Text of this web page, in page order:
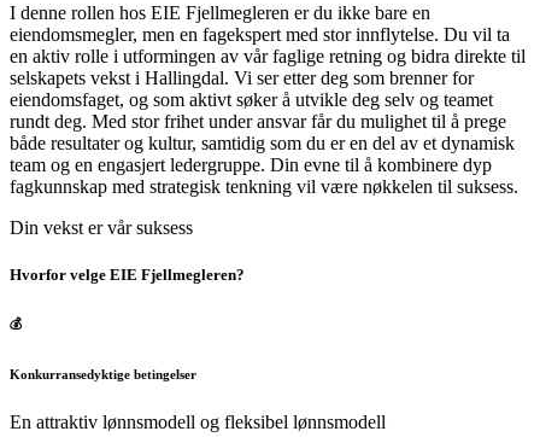
I denne rollen hos EIE Fjellmegleren er du ikke bare en
eiendomsmegler, men en fagekspert med stor innflytelse. Du vil ta
en aktiv rolle i utformingen av vår faglige retning og bidra direkte til
selskapets vekst i Hallingdal. Vi ser etter deg som brenner for
eiendomsfaget, og som aktivt søker å utvikle deg selv og teamet
rundt deg. Med stor frihet under ansvar får du mulighet til å prege
både resultater og kultur, samtidig som du er en del av et dynamisk
team og en engasjert ledergruppe. Din evne til å kombinere dyp
fagkunnskap med strategisk tenkning vil være nøkkelen til suksess.
Din vekst er vår suksess
Hvorfor velge EIE Fjellmegleren?
💰
Konkurransedyktige betingelser
En attraktiv lønnsmodell og fleksibel lønnsmodell